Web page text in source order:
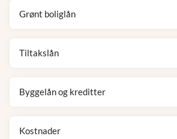
Grønt boliglån
Tiltakslån
Byggelån og kreditter
Kostnader